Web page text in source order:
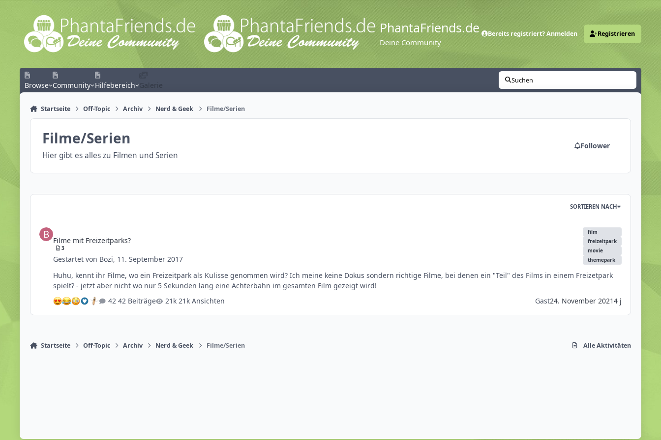
Zum Inhalt springen
PhantaFriends.de
Deine Community
Bereits registriert? Anmelden Registrieren
Browse Community Hilfebereich Galerie
Suchen
Startseite Off-Topic Archiv Nerd & Geek Filme/Serien
Filme/Serien
Hier gibt es alles zu Filmen und Serien
Follower
SORTIEREN NACH
Filme mit Freizeitparks?
3
Gestartet von Bozi, 11. September 2017
film
freizeitpark
movie
themepark
Huhu, kennt ihr Filme, wo ein Freizeitpark als Kulisse genommen wird? Ich meine keine Dokus sondern richtige Filme, bei denen ein "Teil" des Films in einem Freizetpark
spielt? - jetzt aber nicht wo nur 5 Sekunden lang eine Achterbahn im gesamten Film gezeigt wird!
42 Beiträge
21k Ansichten Gast24. November 20214 j
Startseite Off-Topic Archiv Nerd & Geek Filme/Serien Alle Aktivitäten